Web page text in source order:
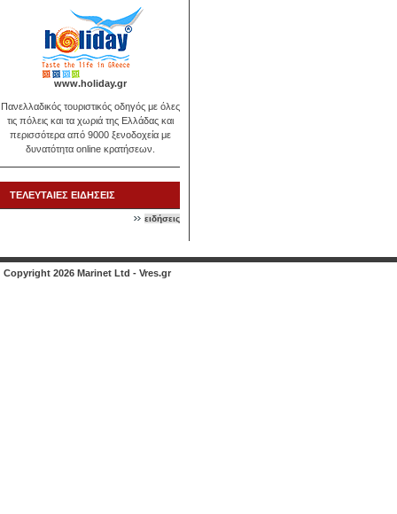
www.holiday.gr
Πανελλαδικός τουριστικός οδηγός με όλες
τις πόλεις και τα χωριά της Ελλάδας και
περισσότερα από 9000 ξενοδοχεία με
δυνατότητα online κρατήσεων.
ΤΕΛΕΥΤΑΙΕΣ ΕΙΔΗΣΕΙΣ
ειδήσεις
Copyright 2026 Marinet Ltd - Vres.gr